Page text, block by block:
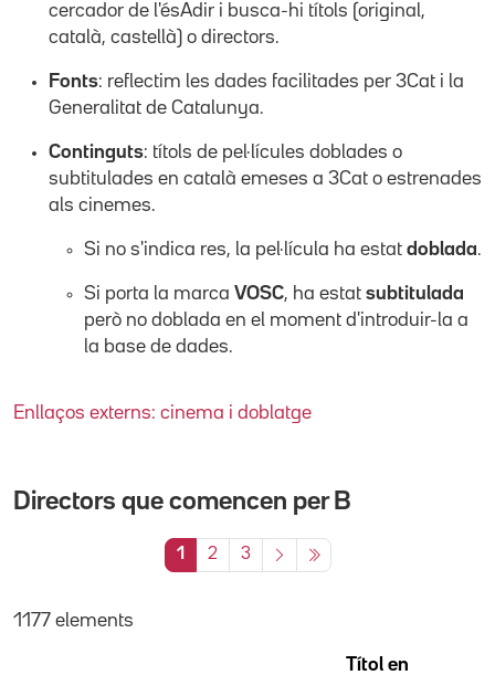
cercador de l'ésAdir i busca-hi títols (original,
català, castellà) o directors.
Fonts: reflectim les dades facilitades per 3Cat i la
Generalitat de Catalunya.
Continguts: títols de pel·lícules doblades o
subtitulades en català emeses a 3Cat o estrenades
als cinemes.
Si no s'indica res, la pel·lícula ha estat doblada.
Si porta la marca VOSC, ha estat subtitulada
però no doblada en el moment d'introduir-la a
la base de dades.
Enllaços externs: cinema i doblatge
Directors que comencen per B
1 2 3
1177 elements
Títol en